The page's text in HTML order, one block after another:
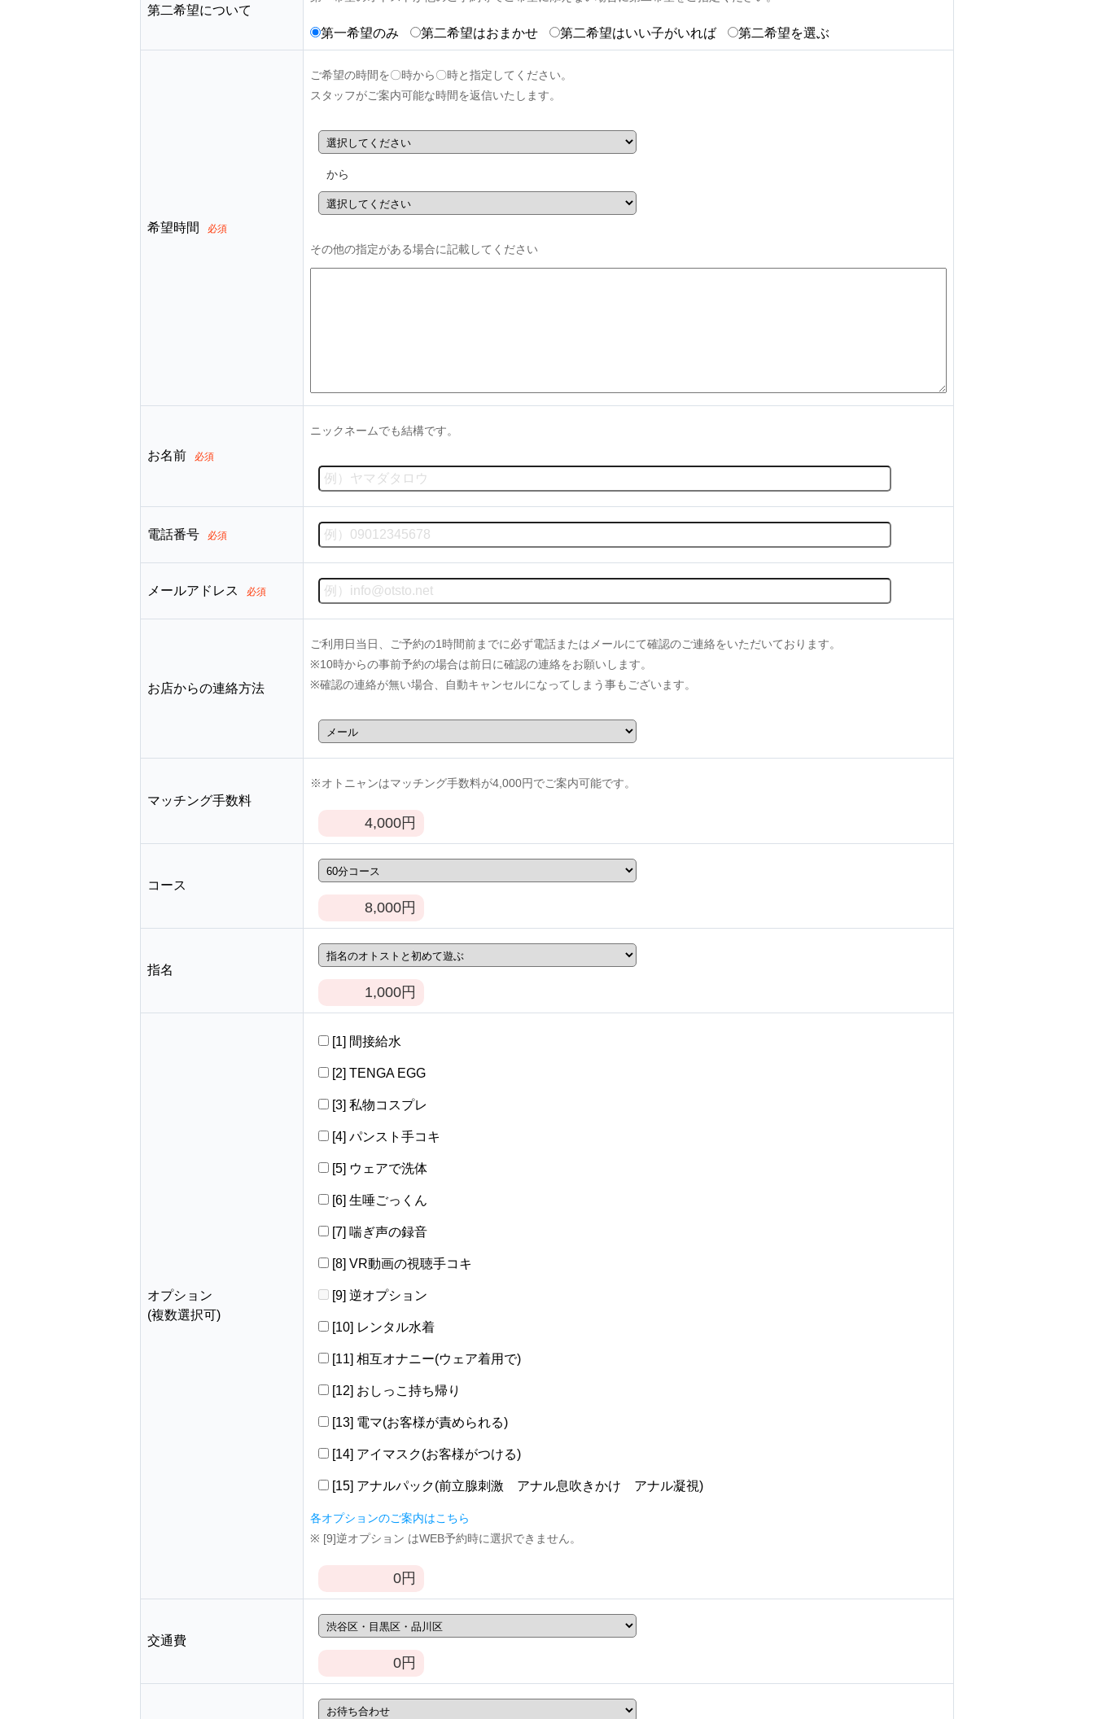
第二希望について
第一希望のみ 第二希望はおまかせ 第二希望はいい子がいれば 第二希望を選ぶ
希望時間 必須
ご希望の時間を〇時から〇時と指定してください。
スタッフがご案内可能な時間を返信いたします。
から
その他の指定がある場合に記載してください
お名前 必須
ニックネームでも結構です。
電話番号 必須
メールアドレス 必須
お店からの連絡方法
ご利用日当日、ご予約の1時間前までに必ず電話またはメールにて確認のご連絡をいただいております。
※10時からの事前予約の場合は前日に確認の連絡をお願いします。
※確認の連絡が無い場合、自動キャンセルになってしまう事もございます。
マッチング手数料
※オトニャンはマッチング手数料が4,000円でご案内可能です。
4,000円
コース
8,000円
指名
1,000円
オプション
(複数選択可)
[1] 間接給水
[2] TENGA EGG
[3] 私物コスプレ
[4] パンスト手コキ
[5] ウェアで洗体
[6] 生唾ごっくん
[7] 喘ぎ声の録音
[8] VR動画の視聴手コキ
[9] 逆オプション
[10] レンタル水着
[11] 相互オナニー(ウェア着用で)
[12] おしっこ持ち帰り
[13] 電マ(お客様が責められる)
[14] アイマスク(お客様がつける)
[15] アナルパック(前立腺刺激 アナル息吹きかけ アナル凝視)
各オプションのご案内はこちら
※ [9]逆オプション はWEB予約時に選択できません。
0円
交通費
0円